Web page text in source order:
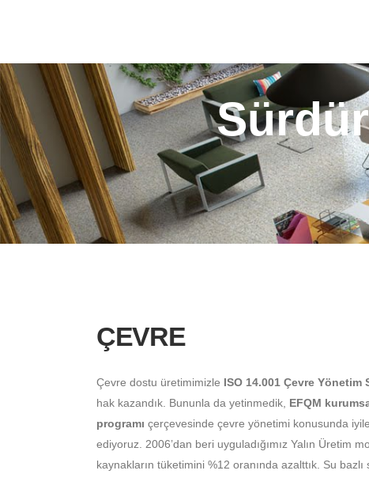
ÇEVRE
Çevre dostu üretimimizle ISO 14.001 Çevre Yönetim
hak kazandık. Bununla da yetinmedik, EFQM
programı çerçevesinde çevre yönetimi konusunda
ediyoruz. 2006’dan beri uyguladığımız Yalın Üretim
kaynakların tüketimini %12 oranında azalttık. Su bazlı